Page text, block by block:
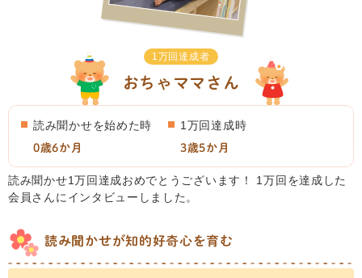
1万回達成者
おちゃママさん
読み聞かせを始めた時
0歳6か月
1万回達成時
3歳5か月
読み聞かせ1万回達成おめでとうございます！ 1万回を達成した
会員さんにインタビューしました。
読み聞かせが知的好奇心を育む